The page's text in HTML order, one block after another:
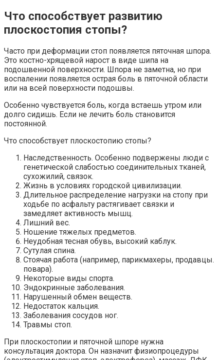
Что способствует развитию
плоскостопия стопы?
Часто при деформации стоп появляется пяточная шпора.
Это костно-хрящевой нарост в виде шипа на
подошвенной поверхности. Шпора не заметна, но при
воспалении появляется острая боль в пяточной области
или на всей поверхности подошвы.
Особенно чувствуется боль, когда встаешь утром или
долго сидишь. Если не лечить боль становится
постоянной.
Что способствует плоскостопию стопы?
Наследственность. Особенно подвержены люди с
генетической слабостью соединительных тканей,
сухожилий, связок.
Жизнь в условиях городской цивилизации.
Длительное распределение нагрузки на стопу при
ходьбе по асфальту растягивает связки и
замедляет активность мышц.
Лишний вес.
Ношение тяжелых предметов.
Неудобная тесная обувь, высокий каблук.
Сутулая спина.
Стоячая работа (например, парикмахеры, продавцы.
повара).
Некоторые виды спорта.
Эндокринные заболевания.
Нарушенный обмен веществ.
Недостаток кальция.
Заболевания сосудов ног.
Травмы стоп.
При плоскостопии и пяточной шпоре нужна
консультация доктора. Он назначит физиопроцедуры